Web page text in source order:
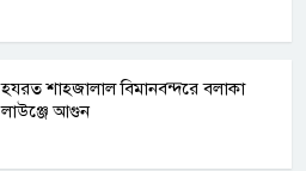
হযরত শাহজালাল বিমানবন্দরে বলাকা
লাউঞ্জে আগুন